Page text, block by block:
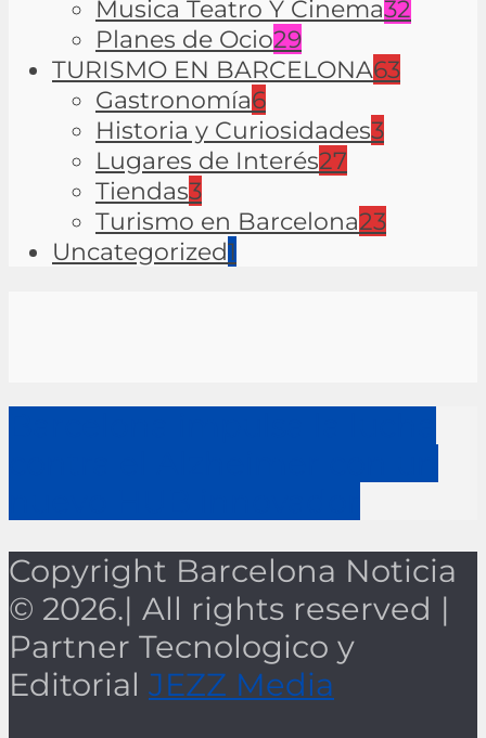
Musica Teatro Y Cinema32
Planes de Ocio29
TURISMO EN BARCELONA63
Gastronomía6
Historia y Curiosidades3
Lugares de Interés27
Tiendas3
Turismo en Barcelona23
Uncategorized1
Copyright Barcelona Noticia
© 2026.| All rights reserved |
Partner Tecnologico y
Editorial JEZZ Media